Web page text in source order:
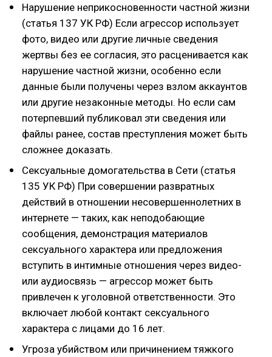
Нарушение неприкосновенности частной жизни
(статья 137 УК РФ) Если агрессор использует
фото, видео или другие личные сведения
жертвы без ее согласия, это расценивается как
нарушение частной жизни, особенно если
данные были получены через взлом аккаунтов
или другие незаконные методы. Но если сам
потерпевший публиковал эти сведения или
файлы ранее, состав преступления может быть
сложнее доказать.
Сексуальные домогательства в Сети (статья
135 УК РФ) При совершении развратных
действий в отношении несовершеннолетних в
интернете — таких, как неподобающие
сообщения, демонстрация материалов
сексуального характера или предложения
вступить в интимные отношения через видео-
или аудиосвязь — агрессор может быть
привлечен к уголовной ответственности. Это
включает любой контакт сексуального
характера с лицами до 16 лет.
Угроза убийством или причинением тяжкого